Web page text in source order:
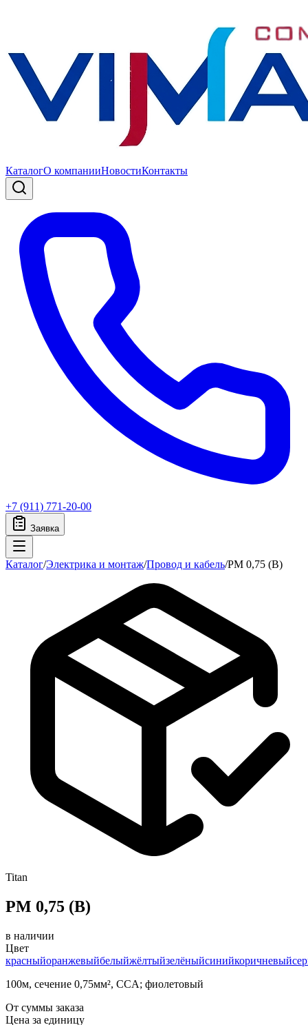
КаталогО компанииНовостиКонтакты
+7 (911) 771-20-00
Заявка
Каталог/Электрика и монтаж/Провод и кабель/PM 0,75 (B)
Titan
PM 0,75 (B)
в наличии
Цвет
красныйоранжевыйбелыйжёлтыйзелёныйсинийкоричневый
100м, сечение 0,75мм², CCA; фиолетовый
От суммы заказа
Цена за единицу